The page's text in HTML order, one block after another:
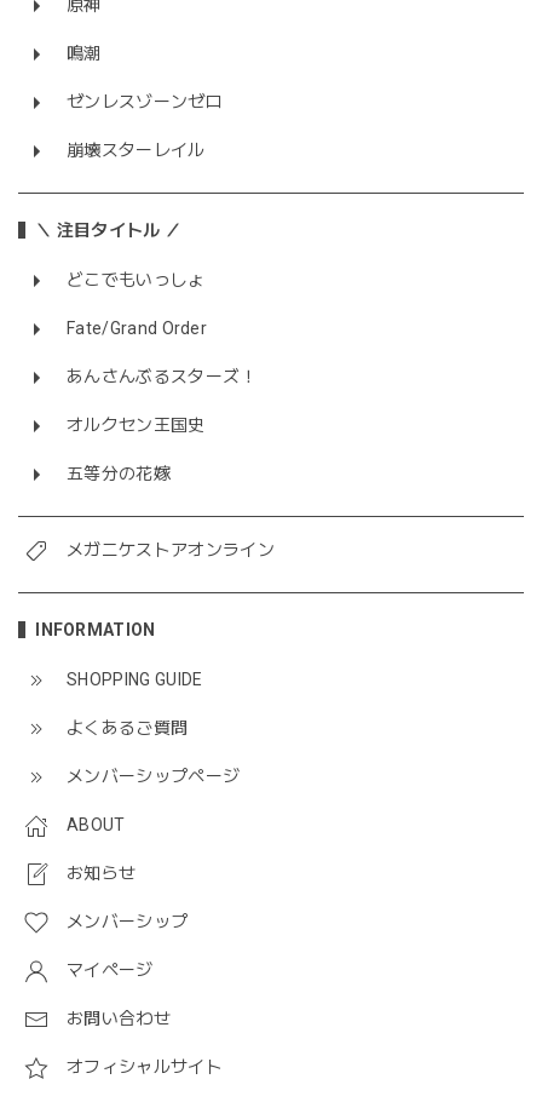
原神
鳴潮
ゼンレスゾーンゼロ
崩壊スターレイル
＼ 注目タイトル ／
どこでもいっしょ
Fate/Grand Order
あんさんぶるスターズ！
オルクセン王国史
五等分の花嫁
メガニケストアオンライン
INFORMATION
SHOPPING GUIDE
よくあるご質問
メンバーシップページ
ABOUT
お知らせ
メンバーシップ
マイページ
お問い合わせ
オフィシャルサイト